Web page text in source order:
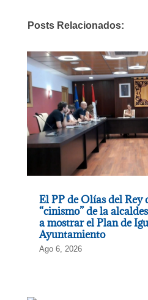
Posts Relacionados:
El PP de Olías del Rey
“cinismo” de la
a mostrar el Plan de
Ayuntamiento
Ago 6, 2026